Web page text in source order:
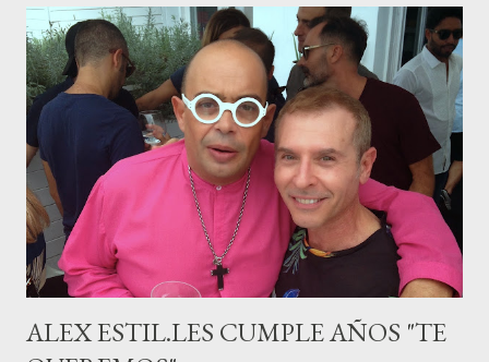
haciéndole padre de un precioso niño. Marta ha sido toda una
campeona, durante los primeros 3 meses de embarazo tuvo que
guardar reposo debido a un síndrome llamado
“hiperemesisgravídica”.Pasados los meses fatídicos de
gestación Marta tiró adelante con el embarazo, ahora es una
mamá feliz. Otro de los modelos que ha sido padre este año ha
sido el madrileño, Emilio Flores , el top que desfiló en las mejores
pasarelas ...
ALEX ESTIL.LES CUMPLE AÑOS "TE